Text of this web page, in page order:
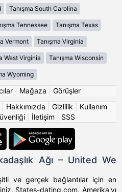
Tanışma South Carolina
Tennessee Tanışma Texas
Vermont Tanışma Virginia
West Virginia Tanışma Wisconsin
Wyoming
Mağaza
Görüşler
Hakkımızda Gizlilik
Kullanım
| İletişim SSS
Ağı – United We
ve gerçek bağlantılar için en
States-dating.com, Amerika'yı